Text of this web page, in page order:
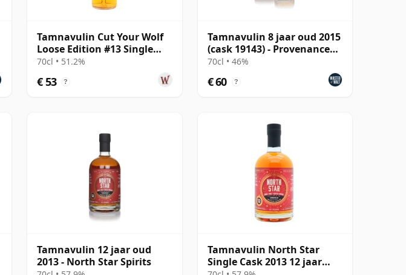
Tamnavulin Cut Your Wolf
Loose Edition #13 Single
Moscatel Wi 2011 13 jaar
70cl • 51.2%
€ 53 ?
Tamnavulin 8 jaar oud 2015
(cask 19143) - Provenance
(Douglas Laing)
70cl • 46%
€ 60 ?
Tamnavulin 12 jaar oud
2013 - North Star Spirits
Tamnavulin North Star
Single Cask 2013 12 jaar